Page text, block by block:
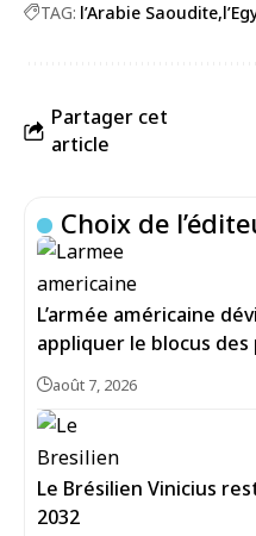
TAG: l’Arabie Saoudite
Partager cet
article
Choix de
L’armée américaine
appliquer le blocus
août 7, 2026
Le Brésilien Vinicius
2032